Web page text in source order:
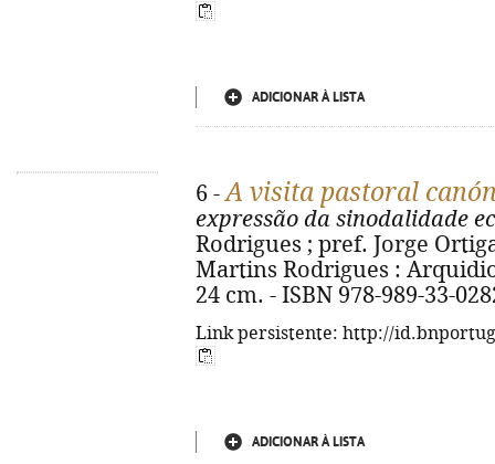
ADICIONAR À LISTA
6 -A visita pastoral
expressão da sinodalidade
Rodrigues ; pref. Jorge
Martins Rodrigues :
24 cm. - ISBN 978-989-33-
Link persistente: http://
ADICIONAR À LISTA